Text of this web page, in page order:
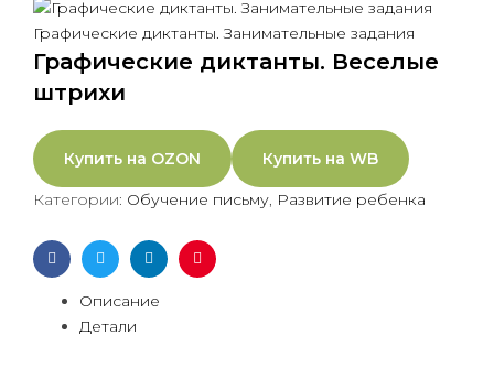
Графические диктанты. Занимательные задания
Графические диктанты. Веселые
штрихи
Купить на OZON Купить на WB
Категории: Обучение письму, Развитие ребенка
FacebookTwitterLinkedinPinterest
Описание
Детали